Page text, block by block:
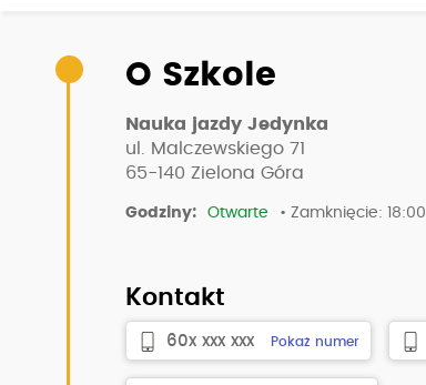
O Szkole
Nauka jazdy Jedynka
ul. Malczewskiego 71
65-140 Zielona Góra
Godziny: Otwarte • Zamknięcie: 18:00
Kontakt
60x xxx xxx Pokaż numer